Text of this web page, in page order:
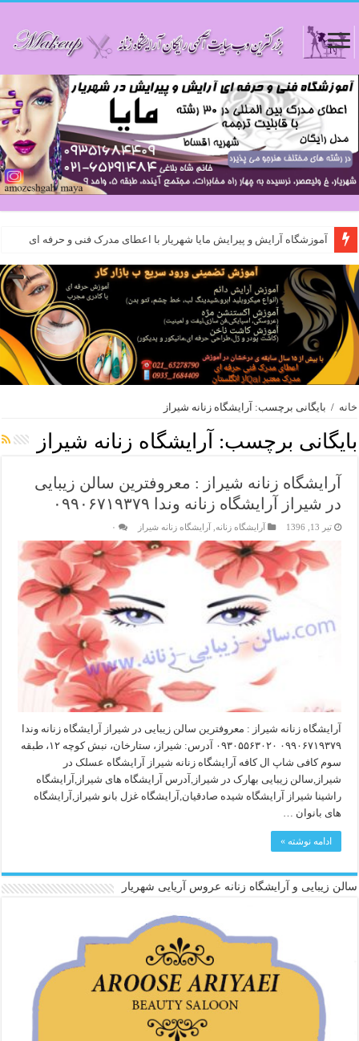
آموزشگاه آرایش و پیرایش مایا شهریار با اعطای مدرک فنی و حرفه ای
خانه / بایگانی برچسب: آرایشگاه زنانه شیراز
بایگانی برچسب: آرایشگاه زنانه شیراز
آرایشگاه زنانه شیراز : معروفترین سالن زیبایی
در شیراز آرایشگاه زنانه وندا ۰۹۹۰۶۷۱۹۳۷۹
تیر 13, 1396 آرایشگاه زنانه ,آرایشگاه زنانه شیراز ۰
آرایشگاه زنانه شیراز : معروفترین سالن زیبایی در شیراز آرایشگاه زنانه وندا
۰۹۹۰۶۷۱۹۳۷۹ ۰۹۳۰۵۵۶۳۰۲۰ آدرس: شیراز، ستارخان، نبش کوچه ۱۲، طبقه
سوم کافی شاپ ال کافه آرایشگاه زنانه شیراز آرایشگاه عسلک در
شیراز,سالن زیبایی بهارک در شیراز,آدرس آرایشگاه های شیراز,آرایشگاه
راشینا شیراز آرایشگاه شیده صادقیان,آرایشگاه غزل بانو شیراز,آرایشگاه
های بانوان …
ادامه نوشته »
سالن زیبایی و آرایشگاه زنانه عروس آریایی شهریار